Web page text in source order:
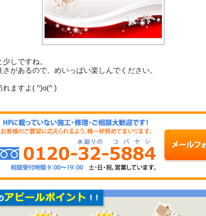
しですね。
があるので、めいっぱい楽しんでください。
れますよ ( ^)o(^ )